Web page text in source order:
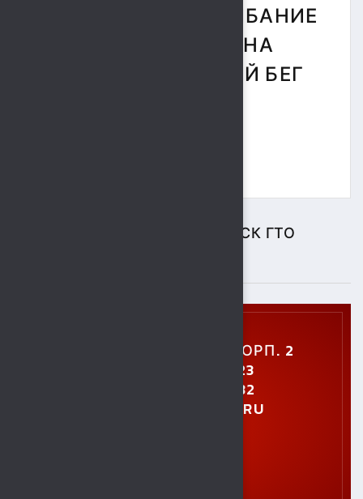
СГИБАНИЕ И РАЗГИБАНИЕ
РУК В УПОРЕ ЛЕЖА НА
ПОЛУ И ЧЕЛНОЧНЫЙ БЕГ
ЦЕНТР ТЕСТИРОВАНИЯ ВФСК ГТО
УЛ. УШИНСКОГО, 5, КОРП. 2
+7 (4742) 48-27-23
+7 (4742) 28-40-32
GTO.SOKOL@MAIL.RU